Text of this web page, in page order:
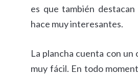
es que también
hace muy interesantes.
La plancha cuenta con
muy fácil. En todo